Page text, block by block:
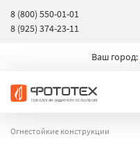
8 (800) 550-01-01
8 (925) 374-23-11
Ваш город:
Огнестойкие конструкции